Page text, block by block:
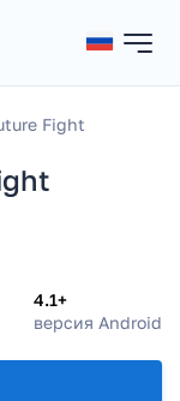
Fight
4.1+
версия Android